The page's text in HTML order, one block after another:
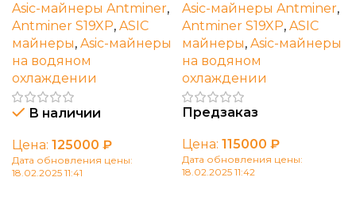
Asic-майнеры Antminer,
Antminer S19XP, ASIC
майнеры, Asic-майнеры
на водяном
охлаждении
В наличии
Цена: 125000 ₽
Дата обновления цены:
18.02.2025 11:41
Asic-майнеры Antminer,
Antminer S19XP, ASIC
майнеры, Asic-майнеры
на водяном
охлаждении
Предзаказ
Цена: 115000 ₽
Дата обновления цены:
18.02.2025 11:42